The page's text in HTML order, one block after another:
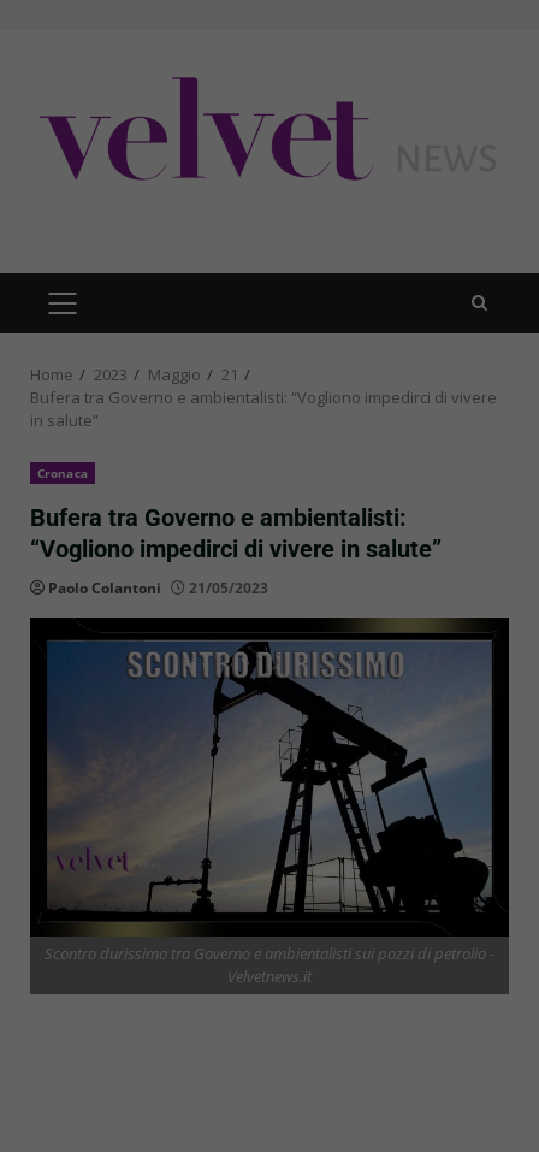
PRIMARY
MENU
Home 2023 Maggio
21
Bufera tra Governo e ambientalisti: “Vogliono impedirci di vivere
in salute”
Cronaca
Bufera tra Governo e ambientalisti:
“Vogliono impedirci di vivere in salute”
Paolo Colantoni 21/05/2023
Scontro durissimo tra Governo e ambientalisti sui pozzi di petrolio -
Velvetnews.it